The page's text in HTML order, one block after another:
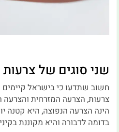
שני סוגים של צרעות
חשוב שתדעו כי בישראל קיימים
צרעות, הצרעה המזרחית והצרעה
הינה הצרעה הנפוצה, היא קטנה
בדומה לדבורה והיא מקוננת